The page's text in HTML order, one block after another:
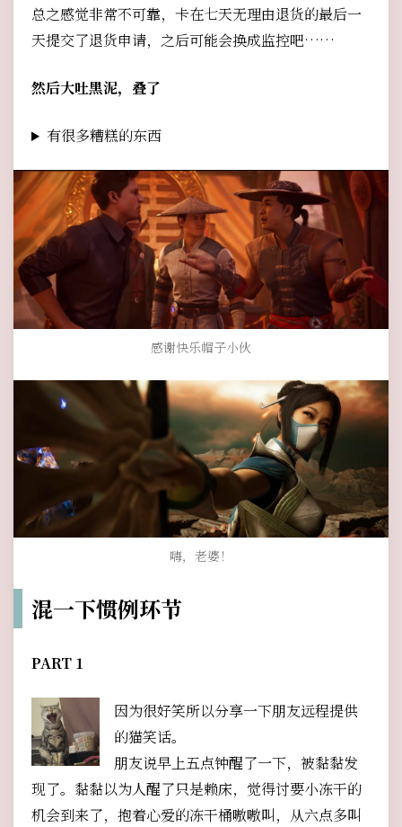
总之感觉非常不可靠，卡在七天无理由退货的最后一
天提交了退货申请，之后可能会换成监控吧……
然后大吐黑泥，叠了
有很多糟糕的东西
感谢快乐帽子小伙
嗨，老婆！
混一下惯例环节
PART 1
因为很好笑所以分享一下朋友远程提供
的猫笑话。
朋友说早上五点钟醒了一下，被黏黏发
现了。黏黏以为人醒了只是赖床，觉得讨要小冻干的
机会到来了，抱着心爱的冻干桶嗷嗷叫，从六点多叫